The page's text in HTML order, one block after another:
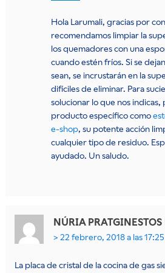
Hola Larumali, gracias por
recomendamos limpiar la
los quemadores con una
cuando estén fríos. Si se
sean, se incrustarán en la
difíciles de eliminar. Para
solucionar lo que nos indicas,
producto específico como
e-shop, su potente acción
cualquier tipo de residuo.
ayudado. Un saludo.
NÚRIA
22 febrero, 2018 a las 17:25
La placa de cristal de la cocina de gas